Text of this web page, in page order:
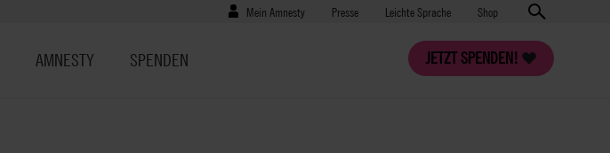
Benutzermenü
Mein Amnesty Presse
Presse Leichte Sprache Shop
JETZT SPENDEN!
AMNESTY SPENDEN